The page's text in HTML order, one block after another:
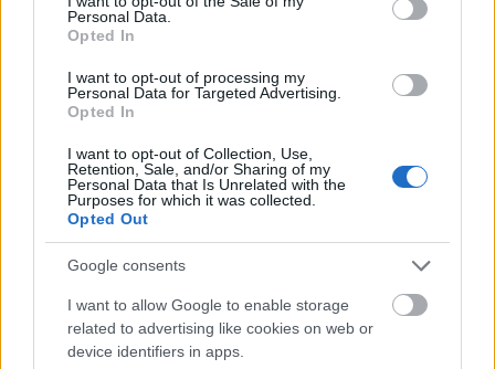
Personal Data.
Opted In
I want to opt-out of processing my
Personal Data for Targeted Advertising.
Opted In
I want to opt-out of Collection, Use,
Retention, Sale, and/or Sharing of my
Personal Data that Is Unrelated with the
Purposes for which it was collected.
Opted Out
Google consents
I want to allow Google to enable storage
related to advertising like cookies on web or
device identifiers in apps.
látványt.
Annak
idején
azt
hittem,
rögtön a
középiskola után belevágsz az
- Sok gyerek szeret rajzolni vagy festeni, és
nálam ez valóban nem akart múlni, úgyhogy
a középiskolát grafika-szakon végeztem,